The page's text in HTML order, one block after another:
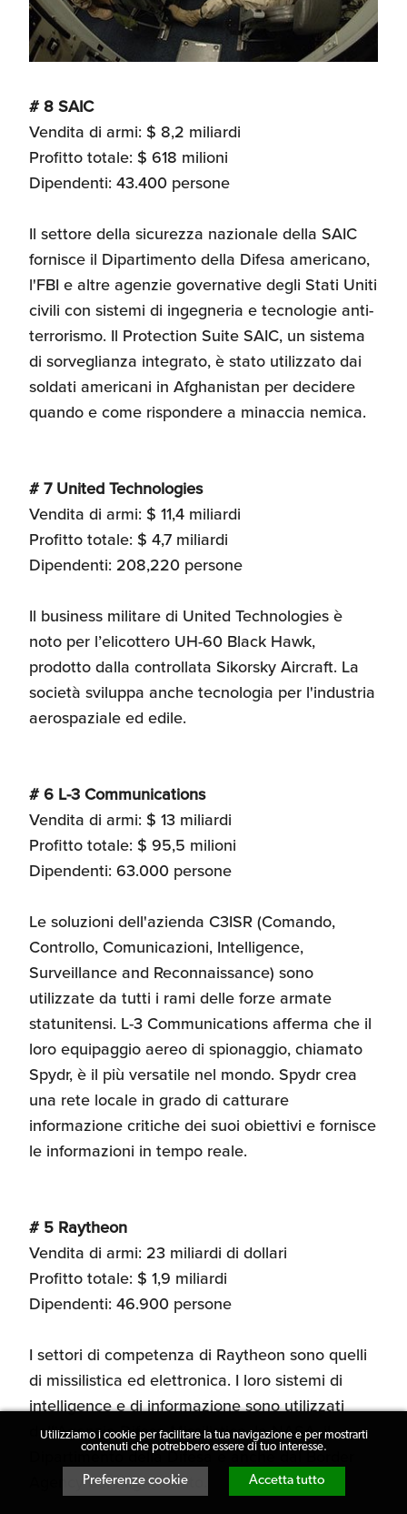
# 8 SAIC
Vendita di armi: $ 8,2 miliardi
Profitto totale: $ 618 milioni
Dipendenti: 43.400 persone
Il settore della sicurezza nazionale della SAIC
fornisce il Dipartimento della Difesa americano,
l'FBI e altre agenzie governative degli Stati Uniti
civili con sistemi di ingegneria e tecnologie anti-
terrorismo. Il Protection Suite SAIC, un sistema
di sorveglianza integrato, è stato utilizzato dai
soldati americani in Afghanistan per decidere
quando e come rispondere a minaccia nemica.
# 7 United Technologies
Vendita di armi: $ 11,4 miliardi
Profitto totale: $ 4,7 miliardi
Dipendenti: 208,220 persone
Il business militare di United Technologies è
noto per l’elicottero UH-60 Black Hawk,
prodotto dalla controllata Sikorsky Aircraft. La
società sviluppa anche tecnologia per l'industria
aerospaziale ed edile.
# 6 L-3 Communications
Vendita di armi: $ 13 miliardi
Profitto totale: $ 95,5 milioni
Dipendenti: 63.000 persone
Le soluzioni dell'azienda C3ISR (Comando,
Controllo, Comunicazioni, Intelligence,
Surveillance and Reconnaissance) sono
utilizzate da tutti i rami delle forze armate
statunitensi. L-3 Communications afferma che il
loro equipaggio aereo di spionaggio, chiamato
Spydr, è il più versatile nel mondo. Spydr crea
una rete locale in grado di catturare
informazione critiche dei suoi obiettivi e fornisce
le informazioni in tempo reale.
# 5 Raytheon
Vendita di armi: 23 miliardi di dollari
Profitto totale: $ 1,9 miliardi
Dipendenti: 46.900 persone
I settori di competenza di Raytheon sono quelli
di missilistica ed elettronica. I loro sistemi di
intelligence e di informazione sono utilizzati
dall'Agenzia Difesa Missilistica, la NASA, il
Dipartimento della Difesa e anche dal Border
Agency del Regno Unito.
Utilizziamo i cookie per facilitare la tua navigazione e per mostrarti
contenuti che potrebbero essere di tuo interesse.
Preferenze cookie Accetta tutto